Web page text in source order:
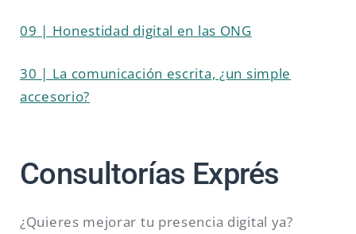
09 | Honestidad digital en las ONG
30 | La comunicación escrita, ¿un simple
accesorio?
Consultorías Exprés
¿Quieres mejorar tu presencia digital ya?